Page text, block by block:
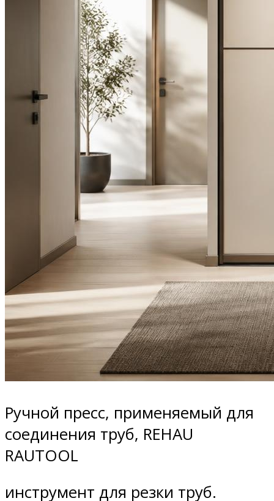
Ручной пресс, применяемый для
соединения труб, REHAU
RAUTOOL
инструмент для резки труб.